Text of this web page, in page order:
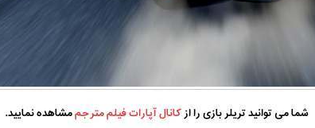
شما می توانید تریلر بازی را ازکانال آپارات فیلم مترجممشاهده نمایید.